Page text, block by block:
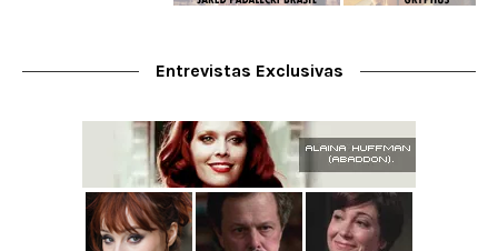
Entrevistas Exclusivas